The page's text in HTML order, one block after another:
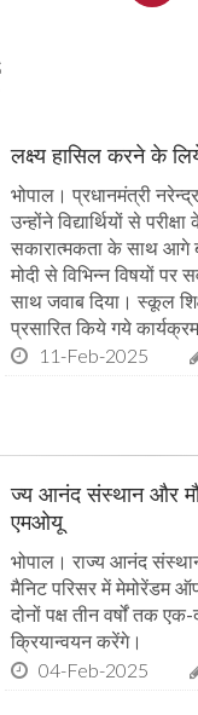
लक्ष्य हासिल करने के
भोपाल। प्रधानमंत्री नरेन्द्र
उन्होंने विद्यार्थियों से
सकारात्मकता के साथ आगे
मोदी से विभिन्न विषयों
साथ जवाब दिया। स्कूल
प्रसारित किये गये
11-Feb-2025
ज्य आनंद संस्थान और
एमओयू
भोपाल। राज्य आनंद
मैनिट परिसर में मेमोरेंडम
दोनों पक्ष तीन वर्षों तक
क्रियान्वयन करेंगे।
04-Feb-2025